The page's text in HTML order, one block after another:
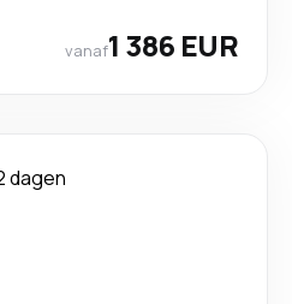
vanaf1 386 EUR
dagen